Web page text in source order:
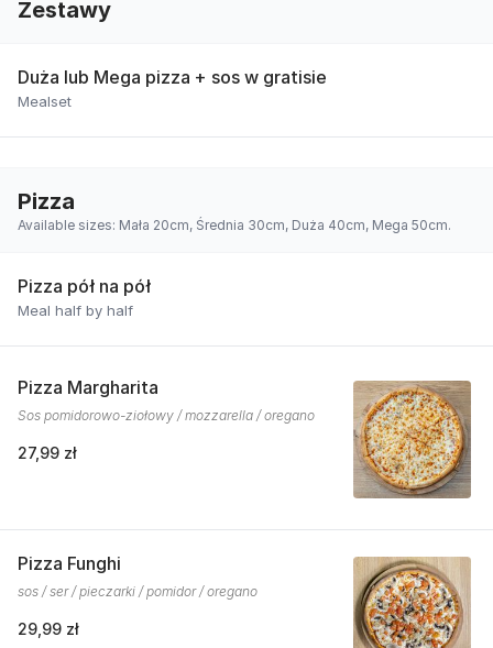
Zestawy
Duża lub Mega pizza + sos w gratisie
Mealset
Pizza
Available sizes: Mała 20cm, Średnia 30cm, Duża 40cm, Mega 50cm.
Pizza pół na pół
Meal half by half
Pizza Margharita
Sos pomidorowo-ziołowy / mozzarella / oregano
27,99 zł
Pizza Funghi
sos / ser / pieczarki / pomidor / oregano
29,99 zł